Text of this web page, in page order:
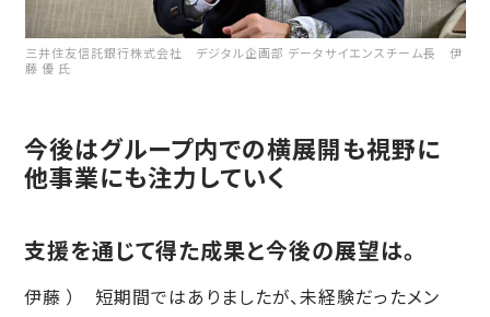
三井住友信託銀行株式会社 デジタル企画部 データサイエンスチーム長 伊
藤 優 氏
今後はグループ内での横展開も視野に
他事業にも注力していく
支援を通じて得た成果と今後の展望は。
伊藤 ） 短期間ではありましたが、未経験だったメン